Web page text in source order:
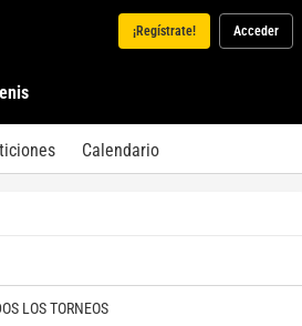
¡Regístrate! Acceder
Calendario
LOS TORNEOS